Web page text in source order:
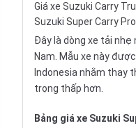
Giá xe Suzuki Carry
Suzuki Super Carry Pro
Đây là dòng xe tải
Nam. Mẫu xe này
Indonesia nhằm thay
trọng thấp hơn.
Bảng giá xe Suzuki